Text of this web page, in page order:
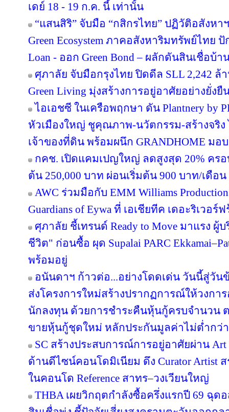
เดย์ 18 - 19 ก.ค. นี้ เท่านั้น
“แสนสิริ” จับมือ “กสิกรไทย” ปฏิวัติอสังหา
Green Ecosystem ภาคอสังหาริมทรัพย์ไทย
Loan - ออก Green Bond – ผลักดันสินเชื่อบ้า
ศุภาลัย จับมือกรุงไทย ปิดดีล SLL 2,242 ล้
Green Living มุ่งสร้างการอยู่อาศัยอย่างยั่งยื
ไอเอชซี ในเครือพฤกษา ดัน Plantnery by
หัวเมืองใหญ่ ชูคุณภาพ-นวัตกรรม-สร้างจริง
เจ้าของที่ดิน พร้อมผนึก GRANDHOME ม
กคช. เปิดแคมเปญใหญ่ ลดสูงสุด 20% ครอ
ต้น 250,000 บาท ผ่อนเริ่มต้น 900 บาท/เดือน
AWC ร่วมมือกับ EMM Williams
Guardians of Eywa ที่ เอเชียทีค เดอะริเวอ
ศุภาลัย ชี้เทรนด์ Ready to Move มาแรง
ชีวิต" ก่อนซื้อ ผุด Supalai PARC
พร้อมอยู่
อนันดาฯ ก้าวต่อ...อย่างโดดเด่น วันนี้สู่วัน
ส่งโครงการใหม่สร้างปรากฏการณ์ให้วงกา
นักลงทุน ด้วยการชำระคืนหุ้นกู้ครบจำนวน
ขายหุ้นกู้ชุดใหม่ หลักประกันมูลค่าไม่ต่ำกว่า
SC สร้างประสบการณ์การอยู่อาศัยผ่าน Art
ด้านดีไซน์คอนโดมิเนียม ดึง Curator Artist
ในคอนโด Reference สาทร–วงเวียนใหญ่
THBA เผยวิกฤตกำลังซื้อครึ่งแรกปี 69 ฉุด